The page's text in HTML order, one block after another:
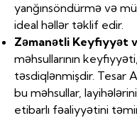
yanğınsöndürmə və
ideal həllər təklif edir.
Zəmanətli Keyfiyyət
məhsullarının
təsdiqlənmişdir. Tesar
bu məhsullar,
etibarlı fəaliyyətini